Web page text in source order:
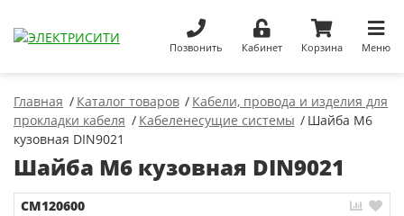
Позвонить Кабинет Корзина Меню
Главная Каталог товаров
Кабели, провода и изделия для
прокладки кабеля
Кабеленесущие системы
Шайба М6
кузовная DIN9021
Шайба М6 кузовная DIN9021
CM120600